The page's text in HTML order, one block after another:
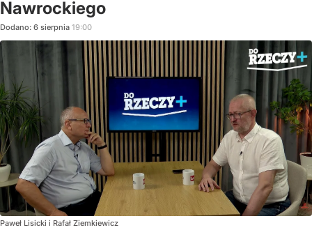
Nawrockiego
Dodano: 6 sierpnia 19:00
Paweł Lisicki i Rafał Ziemkiewicz